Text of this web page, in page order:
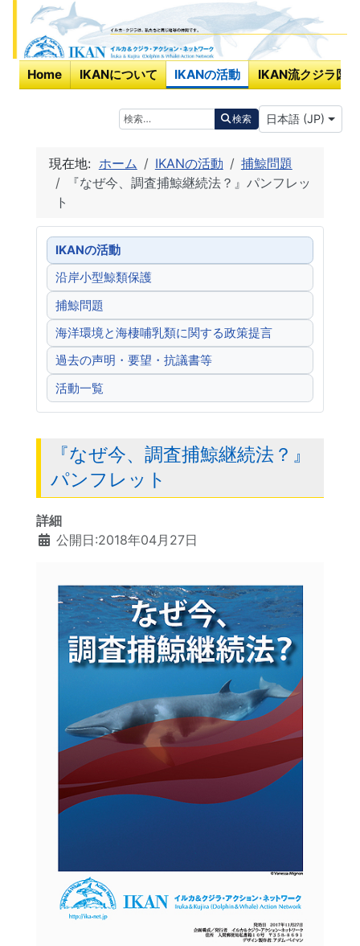
検索 検索 あなたが使う言
日本語 (JP)
Home IKANについて IKANの活動 IKAN流クジラ図鑑
現在地: ホーム IKANの活動
捕鯨問題
『なぜ今、調査捕鯨継続法？』パンフレッ
ト
IKANの活動
沿岸小型鯨類保護
捕鯨問題
海洋環境と海棲哺乳類に関する政策提言
過去の声明・要望・抗議書等
活動一覧
『なぜ今、調査捕鯨継続法？』
パンフレット
詳細
公開日:2018年04月27日